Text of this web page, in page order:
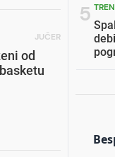
JUČER
od
5